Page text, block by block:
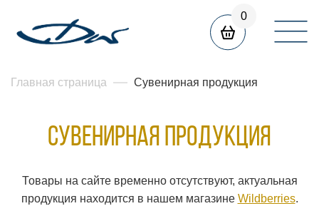
0
Главная страница Сувенирная продукция
Сувенирная продукция
Товары на сайте временно отсутствуют, актуальная
продукция находится в нашем магазине Wildberries.